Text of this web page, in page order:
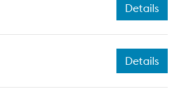
Details
Details